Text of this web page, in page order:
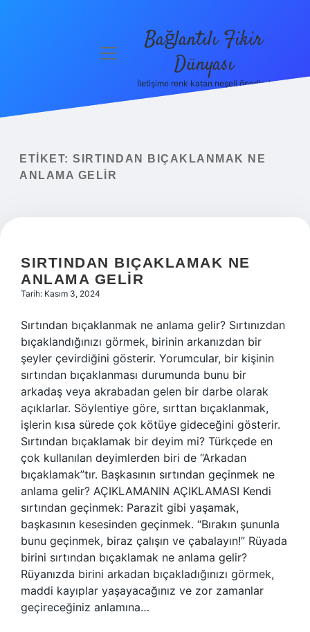
Yasal Uyarı
menüyü
Bağlantılı Fikir
Dünyası
İletişime renk katan neşeli öneriler!
ETIKET: SIRTINDAN BIÇAKLANMAK NE
ANLAMA GELIR
SIRTINDAN BIÇAKLAMAK NE
ANLAMA GELIR
Tarih: Kasım 3, 2024
Sırtından bıçaklanmak ne anlama gelir? Sırtınızdan
bıçaklandığınızı görmek, birinin arkanızdan bir
şeyler çevirdiğini gösterir. Yorumcular, bir kişinin
sırtından bıçaklanması durumunda bunu bir
arkadaş veya akrabadan gelen bir darbe olarak
açıklarlar. Söylentiye göre, sırttan bıçaklanmak,
işlerin kısa sürede çok kötüye gideceğini gösterir.
Sırtından bıçaklamak bir deyim mi? Türkçede en
çok kullanılan deyimlerden biri de “Arkadan
bıçaklamak”tır. Başkasının sırtından geçinmek ne
anlama gelir? AÇIKLAMANIN AÇIKLAMASI Kendi
sırtından geçinmek: Parazit gibi yaşamak,
başkasının kesesinden geçinmek. “Bırakın şununla
bunu geçinmek, biraz çalışın ve çabalayın!” Rüyada
birini sırtından bıçaklamak ne anlama gelir?
Rüyanızda birini arkadan bıçakladığınızı görmek,
maddi kayıplar yaşayacağınız ve zor zamanlar
geçireceğiniz anlamına…